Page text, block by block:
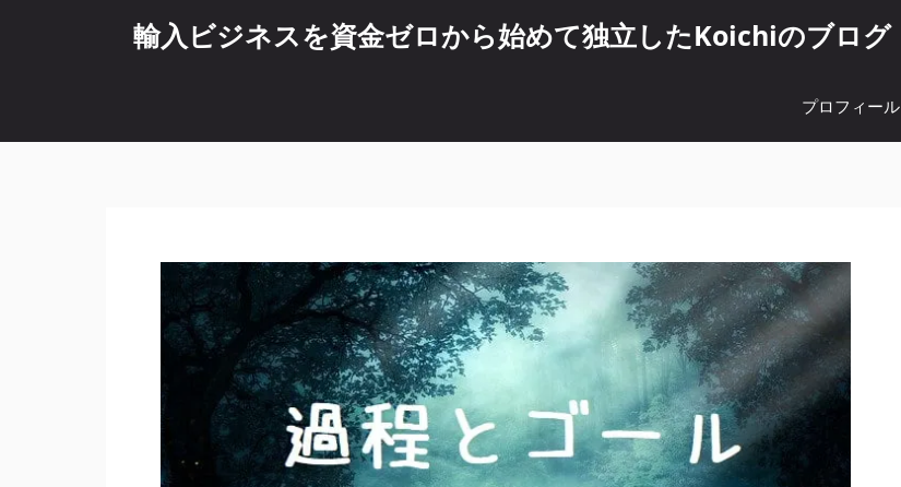
へ
輸入ビジネスを資金ゼロから始めて独立したKoichiのブログ
プロフィール